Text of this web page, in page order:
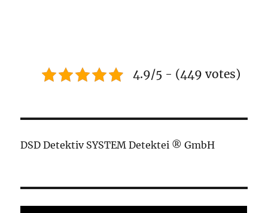
4.9/5 - (449 votes)
DSD Detektiv SYSTEM Detektei ® GmbH